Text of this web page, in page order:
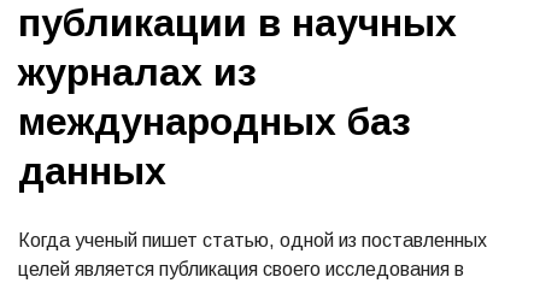
публикации в научных
журналах из
международных баз
данных
Когда ученый пишет статью, одной из поставленных
целей является публикация своего исследования в